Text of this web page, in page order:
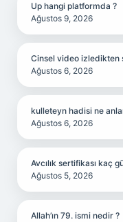
Up hangi platformda ?
Ağustos 9, 2026
Cinsel video izledikten
Ağustos 6, 2026
kulleteyn hadisi ne
Ağustos 6, 2026
Avcılık sertifikası kaç
Ağustos 5, 2026
Allah’ın 79. ismi nedir ?